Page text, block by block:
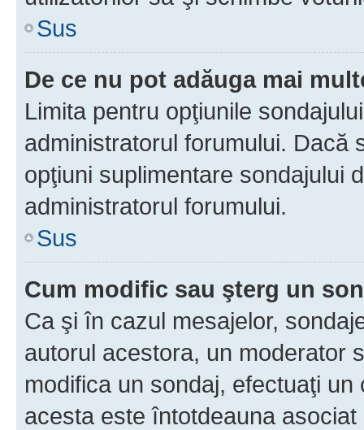
Sus
De ce nu pot adăuga mai
Limita pentru opţiunile
administratorul forumului. Dacă
opţiuni suplimentare sondajului
administratorul forumului.
Sus
Cum modific sau şterg un
Ca şi în cazul mesajelor,
autorul acestora, un moderator
modifica un sondaj, efectuaţi
acesta este întotdeauna